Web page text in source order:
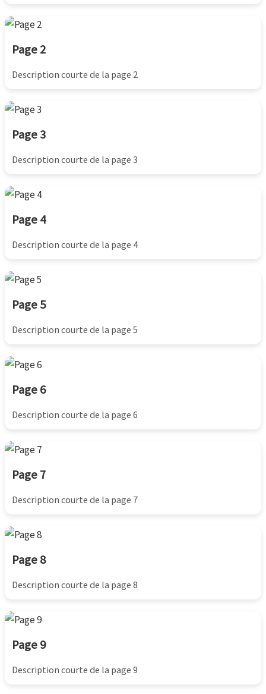
Page 2
Description courte de la page 2
Page 3
Description courte de la page 3
Page 4
Description courte de la page 4
Page 5
Description courte de la page 5
Page 6
Description courte de la page 6
Page 7
Description courte de la page 7
Page 8
Description courte de la page 8
Page 9
Description courte de la page 9